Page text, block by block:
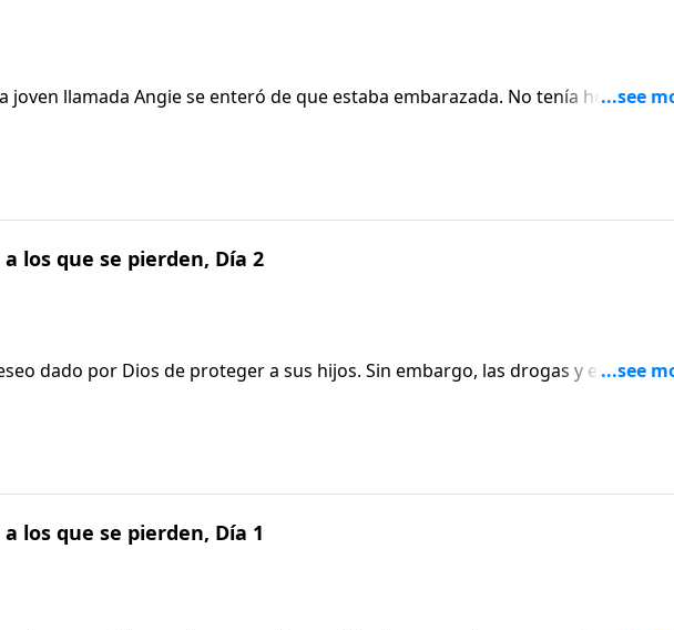
joven llamada Angie se enteró de que estaba embarazada. No tenía hogar, ni
parecía la solución más obvia, pero algo dentro de ella se resistía a esa idea.
a los que se pierden, Día 2
dado por Dios de proteger a sus hijos. Sin embargo, las drogas y el alcohol
y comportamiento de una madre de maneras muy dañinas. Cuando
a los que se pierden, Día 1